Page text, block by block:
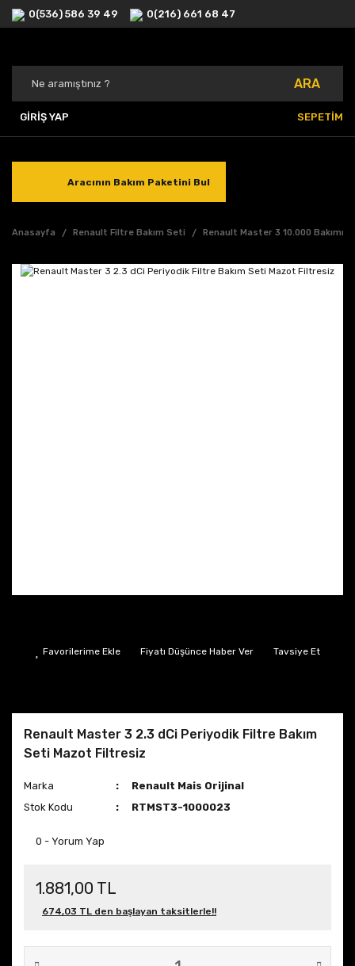
0(536) 586 39 49 0(216) 661 68 47
ARA
GİRİŞ YAP SEPETİM
Aracının Bakım Paketini Bul
Anasayfa Renault Filtre Bakım Seti Renault Master 3 10.000 Bakımı
Fiyatı Düşünce Haber Ver Tavsiye Et
Renault Master 3 2.3 dCi Periyodik Filtre Bakım
Seti Mazot Filtresiz
Marka
Renault Mais Orijinal
Stok Kodu
RTMST3-1000023
0 - Yorum Yap
1.881,00 TL
674,03 TL den başlayan taksitlerle!!